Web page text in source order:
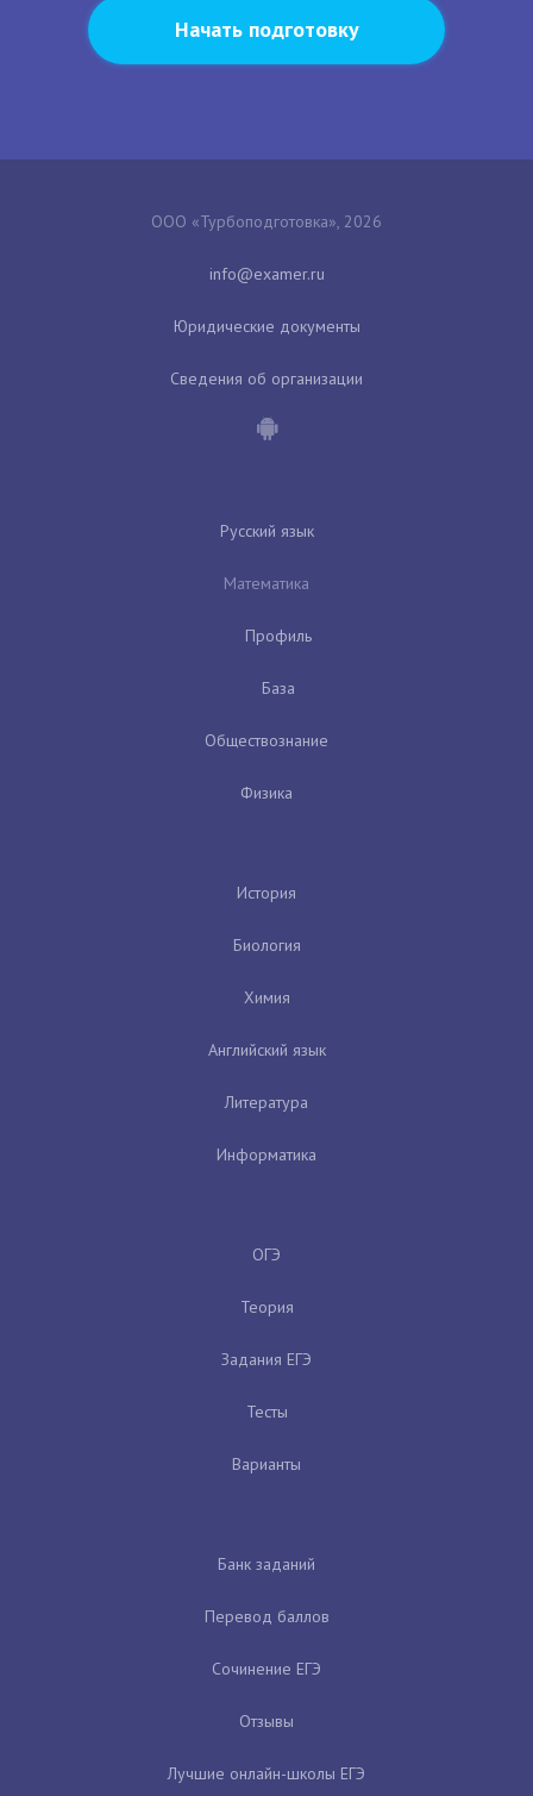
Начать подготовку
ООО «Турбоподготовка», 2026
Юридические документы
Сведения об организации
Русский язык
Математика
Профиль
База
Обществознание
Физика
История
Биология
Химия
Английский язык
Литература
Информатика
ОГЭ
Теория
Задания ЕГЭ
Тесты
Варианты
Банк заданий
Перевод баллов
Сочинение ЕГЭ
Отзывы
Лучшие онлайн-школы ЕГЭ